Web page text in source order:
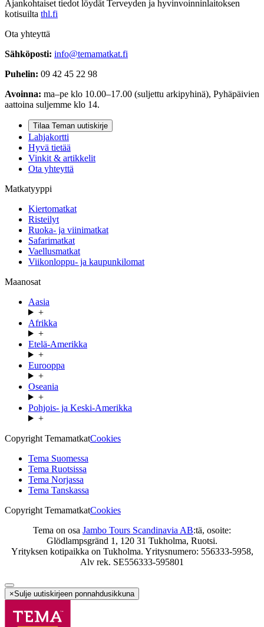
Ajankohtaiset tiedot löydät Terveyden ja hyvinvoinninlaitoksen
kotisuilta thl.fi
Ota yhteyttä
Sähköposti: info@temamatkat.fi
Puhelin: 09 42 45 22 98
Avoinna: ma–pe klo 10.00–17.00 (suljettu arkipyhinä), Pyhäpäivien
aattoina suljemme klo 14.
Tilaa Teman uutiskirje
Lahjakortti
Hyvä tietää
Vinkit & artikkelit
Ota yhteyttä
Matkatyyppi
Kiertomatkat
Risteilyt
Ruoka- ja viinimatkat
Safarimatkat
Vaellusmatkat
Viikonloppu- ja kaupunkilomat
Maanosat
Aasia
+
Afrikka
+
Etelä-Amerikka
+
Eurooppa
+
Oseania
+
Pohjois- ja Keski-Amerikka
+
Copyright TemamatkatCookies
Tema Suomessa
Tema Ruotsissa
Tema Norjassa
Tema Tanskassa
Copyright TemamatkatCookies
Tema on osa Jambo Tours Scandinavia AB:tä, osoite:
Glödlampsgränd 1, 120 31 Tukholma, Ruotsi.
Yrityksen kotipaikka on Tukholma. Yritysnumero: 556333-5958,
Alv rek. SE556333-595801
×Sulje uutiskirjeen ponnahdusikkuna